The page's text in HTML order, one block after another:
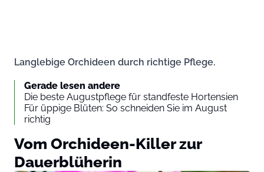
Langlebige Orchideen durch richtige Pflege.
Gerade lesen andere
Die beste Augustpflege für standfeste Hortensien
Für üppige Blüten: So schneiden Sie im August
richtig
Vom Orchideen-Killer zur
Dauerblüherin